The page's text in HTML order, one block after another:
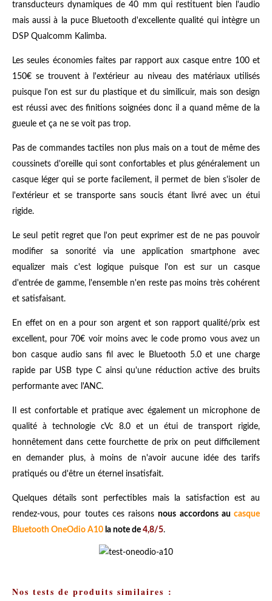
transducteurs dynamiques de 40 mm qui restituent bien l'audio
mais aussi à la puce Bluetooth d'excellente qualité qui intègre un
DSP Qualcomm Kalimba.
Les seules économies faites par rapport aux casque entre 100 et
150€ se trouvent à l'extérieur au niveau des matériaux utilisés
puisque l'on est sur du plastique et du similicuir, mais son design
est réussi avec des finitions soignées donc il a quand même de la
gueule et ça ne se voit pas trop.
Pas de commandes tactiles non plus mais on a tout de même des
coussinets d'oreille qui sont confortables et plus généralement un
casque léger qui se porte facilement, il permet de bien s'isoler de
l'extérieur et se transporte sans soucis étant livré avec un étui
rigide.
Le seul petit regret que l'on peut exprimer est de ne pas pouvoir
modifier sa sonorité via une application smartphone avec
equalizer mais c'est logique puisque l'on est sur un casque
d'entrée de gamme, l'ensemble n'en reste pas moins très cohérent
et satisfaisant.
En effet on en a pour son argent et son rapport qualité/prix est
excellent, pour 70€ voir moins avec le code promo vous avez un
bon casque audio sans fil avec le Bluetooth 5.0 et une charge
rapide par USB type C ainsi qu'une réduction active des bruits
performante avec l'ANC.
Il est confortable et pratique avec également un microphone de
qualité à technologie cVc 8.0 et un étui de transport rigide,
honnêtement dans cette fourchette de prix on peut difficilement
en demander plus, à moins de n'avoir aucune idée des tarifs
pratiqués ou d'être un éternel insatisfait.
Quelques détails sont perfectibles mais la satisfaction est au
rendez-vous, pour toutes ces raisonsnous accordons au casque
Bluetooth OneOdio A10 la note de 4,8/5.
Nos tests de produits similaires :